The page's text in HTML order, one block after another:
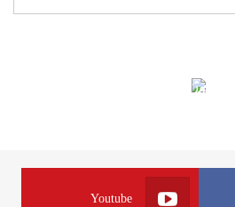
لقانون النفاذ إلى المعلومة
Youtube